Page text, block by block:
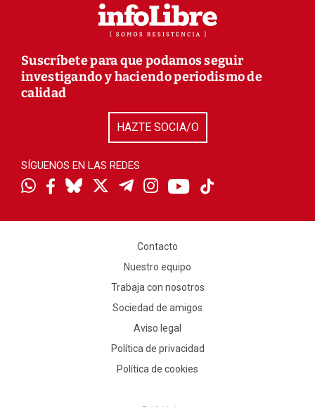
Suscríbete para que podamos seguir
investigando y haciendo periodismo de
calidad
HAZTE SOCIA/O
SÍGUENOS EN LAS REDES
Contacto
Nuestro equipo
Trabaja con nosotros
Sociedad de amigos
Aviso legal
Política de privacidad
Política de cookies